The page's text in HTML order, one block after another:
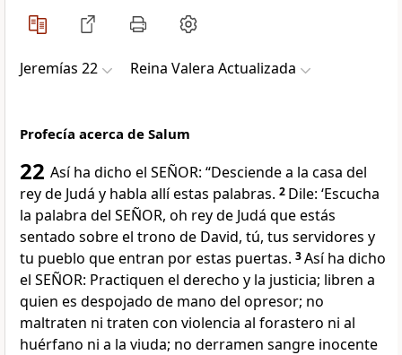
Jeremías 22 Reina Valera Actualizada
Profecía acerca de Salum
22 Así ha dicho el SEÑOR: “Desciende a la casa del
rey de Judá y habla allí estas palabras. 2 Dile: ‘Escucha
la palabra del SEÑOR, oh rey de Judá que estás
sentado sobre el trono de David, tú, tus servidores y
tu pueblo que entran por estas puertas. 3Así ha dicho
el SEÑOR: Practiquen el derecho y la justicia; libren a
quien es despojado de mano del opresor; no
maltraten ni traten con violencia al forastero ni al
huérfano ni a la viuda; no derramen sangre inocente